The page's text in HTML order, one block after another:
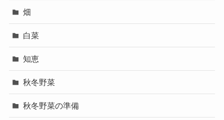
畑
白菜
知恵
秋冬野菜
秋冬野菜の準備